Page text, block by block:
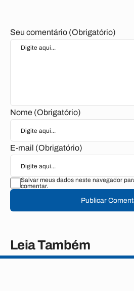
Seu comentário (Obrigatório)
Nome (Obrigatório)
E-mail (Obrigatório)
Salvar meus dados neste navegador
comentar.
Publicar
Leia Também